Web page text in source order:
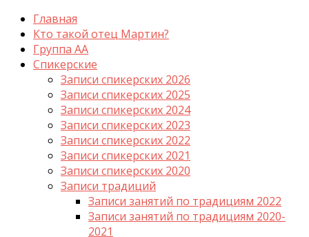
Главная
Кто такой отец Мартин?
Группа АА
Спикерские
Записи спикерских 2026
Записи спикерских 2025
Записи спикерских 2024
Записи спикерских 2023
Записи спикерских 2022
Записи спикерских 2021
Записи спикерских 2020
Записи традиций
Записи занятий по традициям 2022
Записи занятий по традициям 2020-
2021